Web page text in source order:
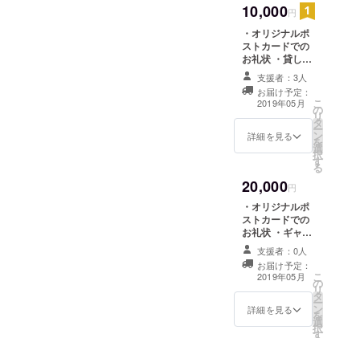
用日時をお知ら
せください。
10,000円
・オリジナルポ
ストカードでの
お礼状 ・貸しス
ペース6時間＋浴
衣レンタル1名分
または、オリジ
ナルグッズ。ご
支援の際に、ご
希望のいずれか
用の場合、プロ
ジェクト成立後
にメールにて利
用日時をお知ら
せください。 ※
レンタル浴衣は
プロジェクト成
立後にカタログ
をお送りします
のでメールにて
利用日時とご希
望の浴衣をご指
支援者：3人
お届け予定：
2019年05月
詳細を見る
こ
の
リ
タ
ー
ン
を
選
択
す
る
20,000円
・オリジナルポ
ストカードでの
お礼状 ・ギャラ
リー3日間または
貸しスペース6時
間(ご支援の際
に、ご希望のい
ずれかを備考欄
にご記入くださ
い) ・浴衣レンタ
支援者：0人
お届け予定：
2019年05月
詳細を見る
こ
の
リ
タ
ー
ン
を
選
択
す